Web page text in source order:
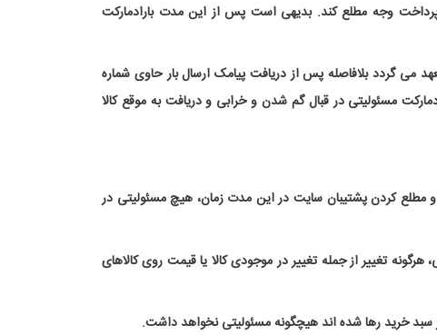
از ثبت سفارش، پشتیبان مربوطه را از پرداخت وجه مطلع کند. بدیهی است پس از این مدت بارادمارکت
می گردد بلافاصله پس از دریافت پیامک ارسال بار حاوی شماره
مسئولیتی در قبال گم شدن و خرابی و دریافت به موقع کالا
عدم پرداخت وجه و مطلع کردن پشتیبان سایت در این مدت زمان، هیچ مسئولیتی در
تغییر از جمله تغییر در موجودی کالا یا قیمت روی کالاهای
خرید رها شده اند هیچگونه مسئولیتی نخواهد داشت.